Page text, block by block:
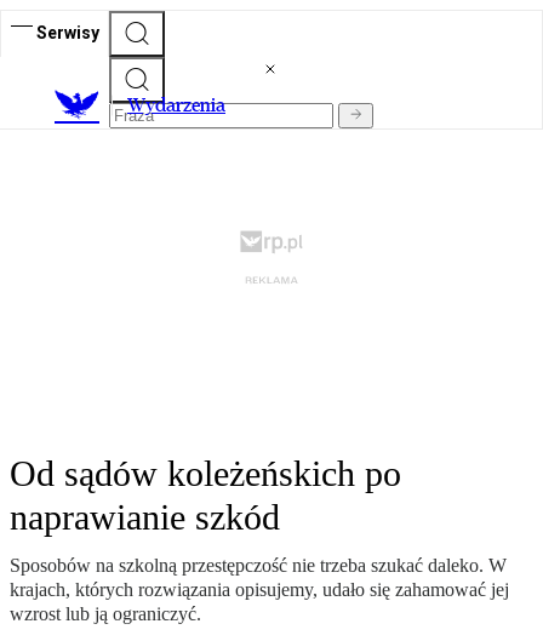
Serwisy
Wydarzenia
Od sądów koleżeńskich po
naprawianie szkód
Sposobów na szkolną przestępczość nie trzeba szukać daleko. W
krajach, których rozwiązania opisujemy, udało się zahamować jej
wzrost lub ją ograniczyć.